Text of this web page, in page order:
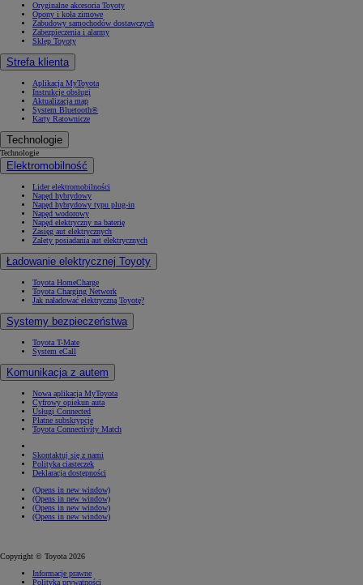
Oryginalne akcesoria Toyoty
Opony i koła zimowe
Zabudowy samochodów dostawczych
Zabezpieczenia i alarmy
Sklep Toyoty
Strefa klienta
Aplikacja MyToyota
Instrukcje obsługi
Aktualizacja map
System Bluetooth®
Karty Ratownicze
Technologie
Technologie
Elektromobilność
Lider elektromobilności
Napęd hybrydowy
Napęd hybrydowy typu plug-in
Napęd wodorowy
Napęd elektryczny na baterię
Zasięg aut elektrycznych
Zalety posiadania aut elektrycznych
Ładowanie elektrycznej Toyoty
Toyota HomeCharge
Toyota Charging Network
Jak naładować elektryczną Toyotę?
Systemy bezpieczeństwa
Toyota T-Mate
System eCall
Komunikacja z autem
Nowa aplikacja MyToyota
Cyfrowy opiekun auta
Usługi Connected
Płatne subskrypcje
Toyota Connectivity Match
Skontaktuj się z nami
Polityka ciasteczek
Deklaracja dostępności
(Opens in new window)
(Opens in new window)
(Opens in new window)
(Opens in new window)
Copyright © Toyota 2026
Informacje prawne
Polityka prywatności